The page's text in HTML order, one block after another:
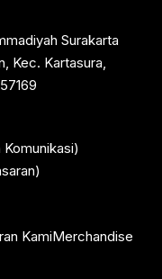
Surakarta
Kec. Kartasura,
KamiMerchandise